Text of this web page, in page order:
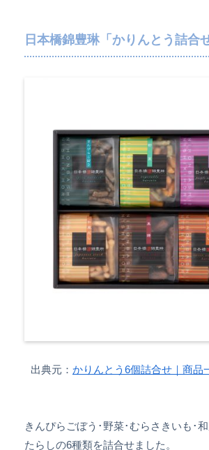
日本橋錦豊琳「かりんとう詰合せ
出典元： かりんとう6個詰合せ｜商品
きんぴらごぼう･野菜･むらさきいも･
たらしの6種類を詰合せました。